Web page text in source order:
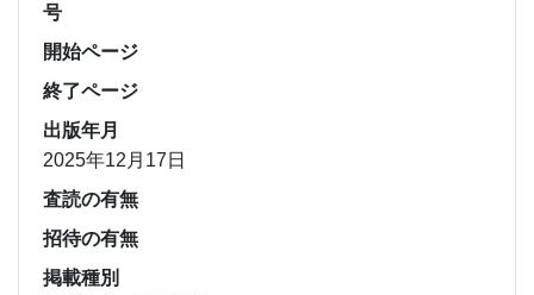
号
開始ページ
終了ページ
出版年月
2025年12月17日
査読の有無
招待の有無
掲載種別